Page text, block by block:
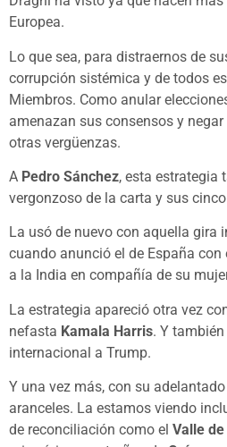
Europea.
Lo que sea, para distraernos de
corrupción sistémica y de todos
Miembros. Como anular
amenazan sus consensos y
otras vergüenzas.
A Pedro Sánchez, esta estrategia
vergonzoso de la carta y sus
La usó de nuevo con aquella gira
cuando anunció el de España
a la India en compañía de su
La estrategia apareció otra vez
nefasta Kamala Harris. Y
internacional a Trump.
Y una vez más, con su
aranceles. La estamos viendo
de reconciliación como el Valle